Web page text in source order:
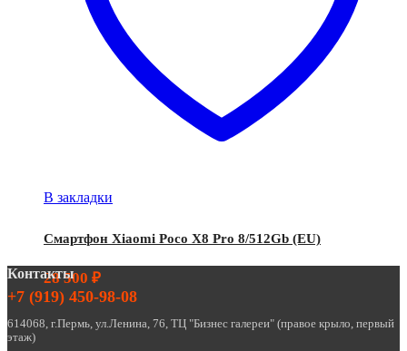
В закладки
Смартфон Xiaomi Poco X8 Pro 8/512Gb (EU)
28 500 ₽
Контакты
+7 (919) 450-98-08
614068, г.Пермь, ул.Ленина, 76, ТЦ "Бизнес галереи" (правое крыло, первый
этаж)